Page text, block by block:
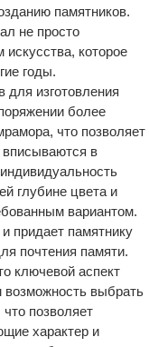
памятников.
не просто
которое
годы.
изготовления
более
что позволяет
вписываются в
глубине цвета и
вариантом.
придает памятнику
почтения памяти.
ключевой аспект
выбрать
позволяет
характер и